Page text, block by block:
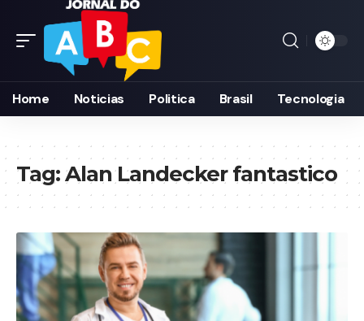
Home Noticias Politica Brasil Tecnologia
Tag:Alan Landecker fantastico